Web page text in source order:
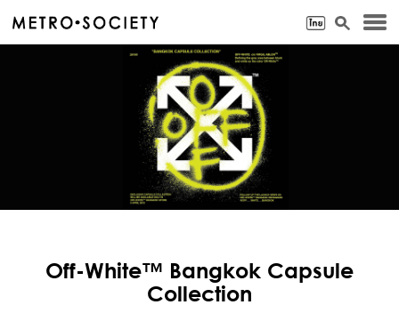
Off-White™ Bangkok Capsule
Collection